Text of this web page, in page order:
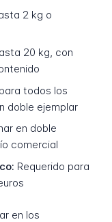
2 kg o
20 kg, con
todos los
doble ejemplar
en doble
comercial
Requerido para
en los